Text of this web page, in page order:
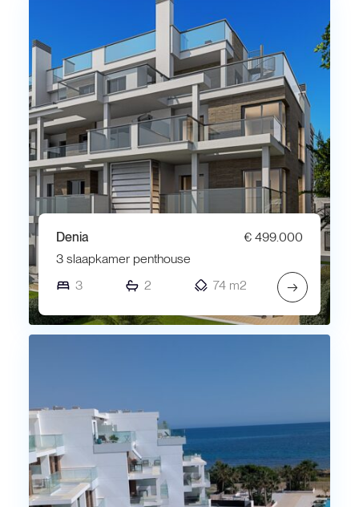
Denia
€ 499.000
3 slaapkamer penthouse
3
2 74 m2 →